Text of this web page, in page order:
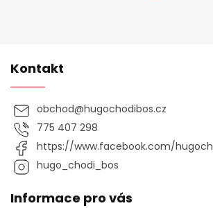
Kontakt
obchod@hugochodibos.cz
775 407 298
https://www.facebook.com/
hugo_chodi_bos
Informace pro vás